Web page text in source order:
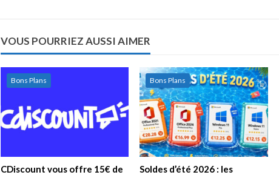
VOUS POURRIEZ AUSSI AIMER
Bons Plans
CDiscount vous offre 15€ de
Bons Plans
Soldes d’été 2026 : les